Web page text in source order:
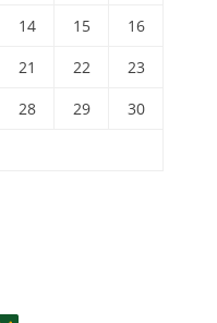
14 15
16
21 22
23
28 29
30